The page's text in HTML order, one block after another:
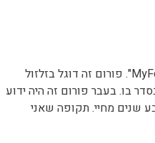
רותם שמואלי הוא המייסד, המנהל והכוח המניע מאחורי פורום כללי שנקרא "MyForum". פורום זה דוגל בזלזול
בו. בעבר פורום זה היה ידוע
שנים מחיי. תקופה שאני